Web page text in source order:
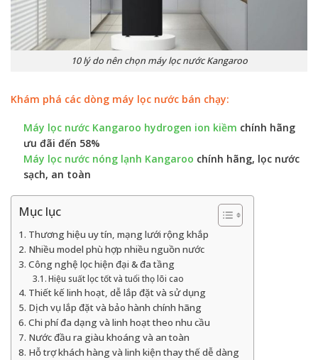
10 lý do nên chọn máy lọc nước Kangaroo
Khám phá các dòng máy lọc nước bán chạy:
Máy lọc nước Kangaroo hydrogen ion kiềm chính hãng
ưu đãi đến 58%
Máy lọc nước nóng lạnh Kangaroo chính hãng, lọc nước
sạch, an toàn
Mục lục
Thương hiệu uy tín, mạng lưới rộng khắp
Nhiều model phù hợp nhiều nguồn nước
Công nghệ lọc hiện đại & đa tầng
Hiệu suất lọc tốt và tuổi thọ lõi cao
Thiết kế linh hoạt, dễ lắp đặt và sử dụng
Dịch vụ lắp đặt và bảo hành chính hãng
Chi phí đa dạng và linh hoạt theo nhu cầu
Nước đầu ra giàu khoáng và an toàn
Hỗ trợ khách hàng và linh kiện thay thế dễ dàng